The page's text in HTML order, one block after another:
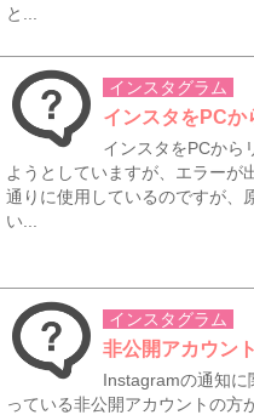
と...
インスタグラム
インスタをPCか
インスタをPCから
ようとしていますが、エラーが
通りに使用しているのですが、
い...
インスタグラム
非公開アカウン
Instagramの通知に
っている非公開アカウントの方